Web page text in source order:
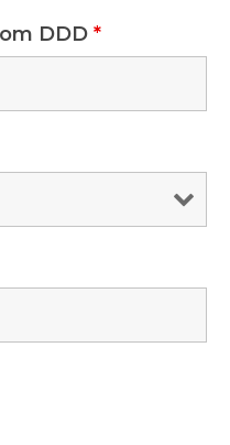
DDD *